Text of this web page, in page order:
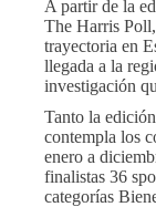
A partir de la
The Harris
trayectoria en
llegada a la
investigación
Tanto la
contempla los
enero a
finalistas 36
categorías